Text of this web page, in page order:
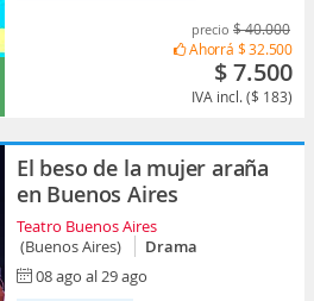
precio $ 40.000
Ahorrá $ 32.500
$ 7.500
IVA incl. ($ 183)
El beso de la mujer araña
en Buenos Aires
Teatro Buenos Aires
(Buenos Aires)
Drama
08 ago al 29 ago